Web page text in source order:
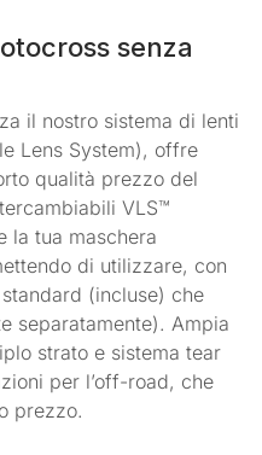
senza
il nostro sistema di lenti
Lens System), offre
qualità prezzo del
VLS™
la tua maschera
di utilizzare, con
(incluse) che
separatamente). Ampia
strato e sistema tear
per l’off-road, che
prezzo.